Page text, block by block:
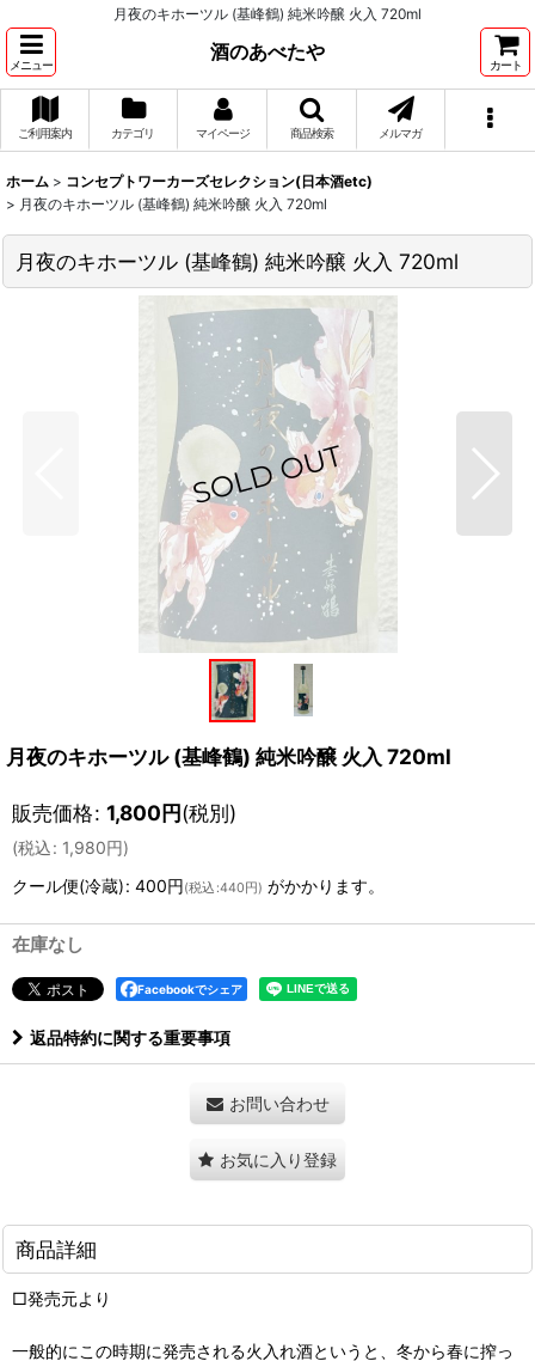
月夜のキホーツル (基峰鶴) 純米吟醸 火入 720ml
メニュー
酒のあべたや
カート
ご利用案内 カテゴリ マイページ 商品検索 メルマガ
ホーム > コンセプトワーカーズセレクション(日本酒etc)
> 月夜のキホーツル (基峰鶴) 純米吟醸 火入 720ml
月夜のキホーツル (基峰鶴) 純米吟醸 火入 720ml
月夜のキホーツル (基峰鶴) 純米吟醸 火入 720ml
販売価格: 1,800円(税別)
(税込: 1,980円)
クール便(冷蔵): 400円(税込 :440円) がかかります。
在庫なし
Facebookでシェア
返品特約に関する重要事項
お問い合わせ
お気に入り登録
商品詳細
□発売元より
一般的にこの時期に発売される火入れ酒というと、冬から春に搾っ